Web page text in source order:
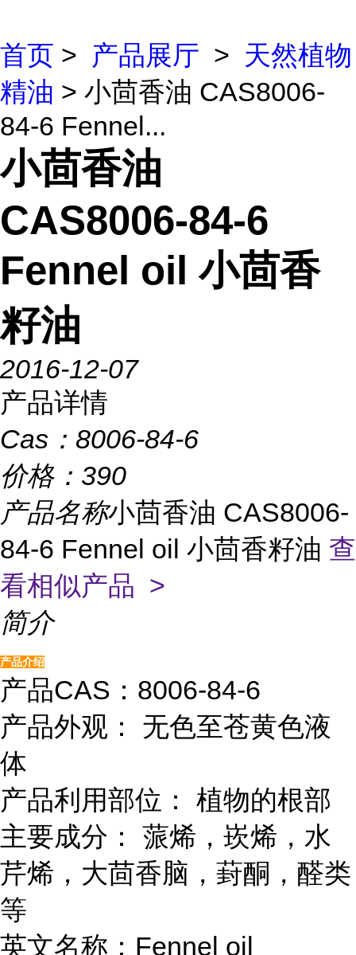
首页 > 产品展厅 > 天然植物
精油 > 小茴香油 CAS8006-
84-6 Fennel...
小茴香油
CAS8006-84-6
Fennel oil 小茴香
籽油
2016-12-07
产品详情
Cas： 8006-84-6
价格： 390
产品名称小茴香油 CAS8006-
84-6 Fennel oil 小茴香籽油 查
看相似产品 >
简介
产品介绍
产品CAS：8006-84-6
产品外观： 无色至苍黄色液
体
产品利用部位： 植物的根部
主要成分： 蒎烯，崁烯，水
芹烯，大茴香脑，葑酮，醛类
等
英文名称：Fennel oil